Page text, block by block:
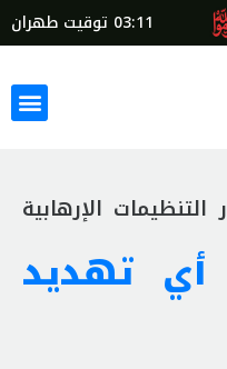
03:11 توقيت طهران
الإرهابية
تهديد